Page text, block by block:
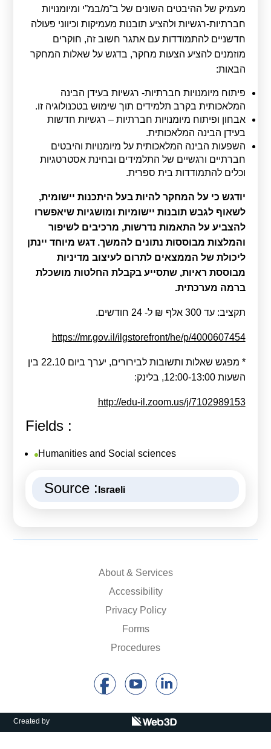
מעמיק של ההיבטים השונים של ב”מ/במ”י ומיומנויות
חברתיות-רגשיות ולהציע תובנות מעמיקות וכיווני פעולה
חדשניים להתמודדות עם אתגר חשוב זה, חוקרים
מוזמנים להציע הצעות מחקר, בדגש על שאלות המחקר
הבאות:
פיתוח מיומנויות חברתיות- רגשיות בעידן הבינה
המלאכותית בקרב תלמידים תוך שימוש בטכנולוגיה זו.
אבחון ופיתוח מיומנויות חברתיות – רגשיות חדשות
בעידן הבינה המלאכותית.
השפעות הבינה המלאכותית על מיומנויות והיבטים
חברתיים ורגשיים של התלמידים ובחינת אסטרטגיות
וכלים להתמודדות בית ספרית.
יודגש כי על המחקר להיות בעל היתכנות יישומית,
לשאוף לגבש תובנות יישומיות ומושגיות שיאפשרו
להצביע על התאמות נדרשות, מרכיבים לשיפור
והמלצות מבוססות נתונים להמשך. דגש מיוחד יינתן
ליכולת של הממצאים לתרום לעיצוב מדיניות
מבוססת ראיות, שתסייע בקבלת החלטות מושכלת
ברמה מערכתית.
תקציב: עד 300 אלף ₪ ל- 24 חודשים.
https://mr.gov.il/ilgstorefront/he/p/4000607454
* מפגש שאלות ותשובות לבירורים, יערך ביום 22.10 בין
השעות 12:00-13:00, בלינק:
http://edu-il.zoom.us/j/7102989153
Fields :
Humanities and Social sciences
Source : Israeli
About & Services
Accessibility
Privacy Policy
Forms
Procedures
Created by